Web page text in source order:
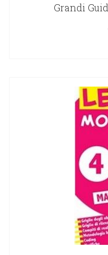
Grandi